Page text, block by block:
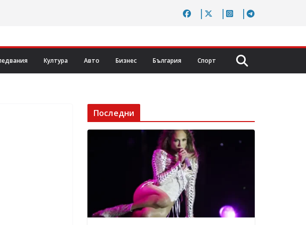
Култура Авто Бизнес България Спорт
Последни